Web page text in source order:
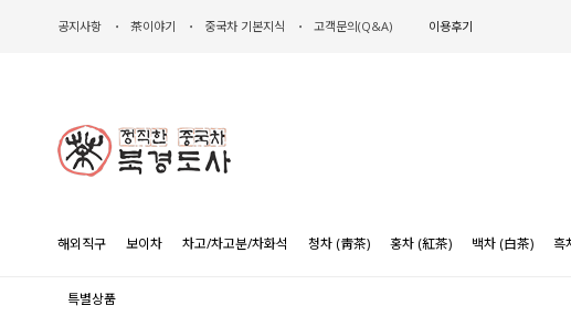
공지사항 茶이야기 중국차 기본지식 고객문의(Q&A) 이용후기
해외직구 보이차 차고/차고분/차화석 청차 (靑茶) 홍차 (紅茶) 백차 (白茶) 흑
특별상품